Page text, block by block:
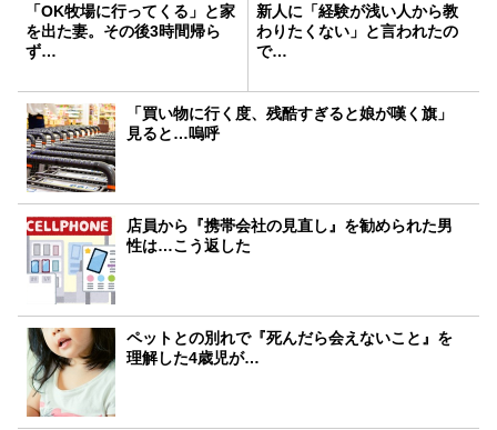
「OK牧場に行ってくる」と家
を出た妻。その後3時間帰ら
ず…
新人に「経験が浅い人から教
わりたくない」と言われたの
で…
「買い物に行く度、残酷すぎると娘が嘆く旗」
見ると…嗚呼
店員から『携帯会社の見直し』を勧められた男
性は…こう返した
ペットとの別れで『死んだら会えないこと』を
理解した4歳児が…